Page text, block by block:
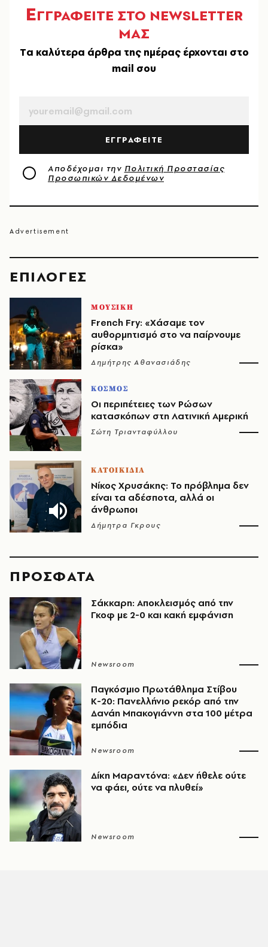
EΠΙΛΟΓΈΣ
ΜΟΥΣΙΚΗ
French Fry: «Χάσαμε τον
αυθορμητισμό στο να παίρνουμε
ρίσκα»
Δημήτρης Αθανασιάδης
ΚΟΣΜΟΣ
Οι περιπέτειες των Ρώσων
κατασκόπων στη Λατινική Αμερική
Σώτη Τριανταφύλλου
ΚΑΤΟΙΚΙΔΙΑ
Νίκος Χρυσάκης: Το πρόβλημα δεν
είναι τα αδέσποτα, αλλά οι
άνθρωποι
Δήμητρα Γκρους
ΕΓΓΡΑΦΕΙΤΕ ΣΤΟ NEWSLETTER
ΜΑΣ
Tα καλύτερα άρθρα της ημέρας έρχονται στο
mail σου
ΕΓΓΡΑΦΕΙΤΕ
Αποδέχομαι την Πολιτική Προστασίας
Προσωπικών Δεδομένων
ΠΡΟΣΦΑΤΑ
Σάκκαρη: Αποκλεισμός από την
Γκοφ με 2-0 και κακή εμφάνιση
Newsroom
Παγκόσμιο Πρωτάθλημα Στίβου
Κ-20: Πανελλήνιο ρεκόρ από την
Δανάη Μπακογιάννη στα 100 μέτρα
εμπόδια
Newsroom
Δίκη Μαραντόνα: «Δεν ήθελε ούτε
να φάει, ούτε να πλυθεί»
Newsroom